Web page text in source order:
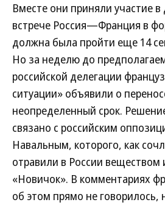
Вместе они приняли участие
встрече Россия—Франция в
должна была пройти еще 14
Но за неделю до
российской делегации
ситуации» объявили о
неопределенный срок.
связано с российским
Навальным, которого, как
отравили в России веществом
«Новичок». В комментариях
об этом прямо не говорилось,